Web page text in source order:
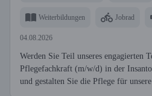
Weiterbildungen Jobrad
04.08.2026
Werden Sie Teil unseres engagierten
Pflegefachkraft (m/w/d) in der
und gestalten Sie die Pflege für